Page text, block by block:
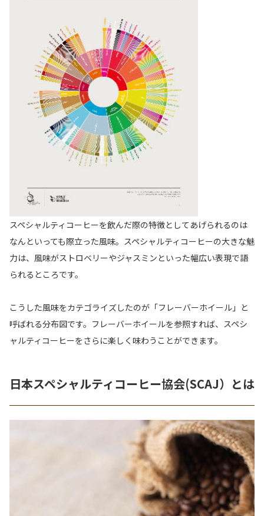
スペシャルティコーヒーを飲んだ際の特徴としてあげられるのは
なんといっても際立った風味。スペシャルティコーヒーの大きな魅
力は、風味がストロベリーやジャスミンといった幅広い表現で語
られるところです。
こうした風味をカテゴライズしたのが「フレーバーホイール」と
呼ばれる分布図です。フレーバーホイールを参照すれば、スペシ
ャルティコーヒーをさらに楽しく味わうことができます。
日本スペシャルティコーヒー協会(SCAJ）とは